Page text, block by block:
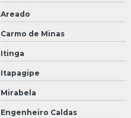
Areado
Carmo de Minas
Itinga
Itapagipe
Mirabela
Engenheiro Caldas